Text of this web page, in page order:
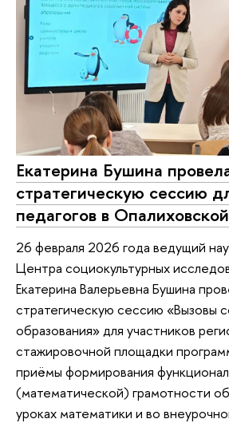
Екатерина Бушина
стратегическую сессию
педагогов в
26 февраля 2026 года ведущий
Центра социокультурных
Екатерина Валерьевна Бушина
стратегическую сессию «Вызовы
образования» для участников
стажировочной площадки
приёмы формирования
(математической) грамотности
уроках математики и во